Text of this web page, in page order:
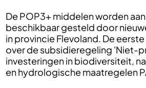
De POP3+ middelen worden
beschikbaar gesteld door
in provincie Flevoland. De
over de subsidieregeling 'Niet-
investeringen in biodiversiteit,
en hydrologische maatregelen